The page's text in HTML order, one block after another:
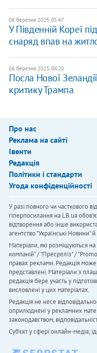
06 березня 2025, 05:47
У Південній Кореї
cнаряд впав на
06 березня 2025, 04:20
Посла Нової
критику Трампа
Про нас
Реклама на сайті
Івенти
Редакція
Політики і стандарти
Угода конфіденційності
У разі повного чи часткового
гіперпосилання на LB.ua
відтворення або інше
агентство "Українськi Новини"
Матеріали, які розміщуються
компаній" / "Пресреліз" /
правах реклами. Редакція
представлені. Матеріали з
редакція бере участь у
висловлені у цих матеріалах.
Редакція не несе
оприлюднені у рекламних
законодавством,
Cуб'єкт у сфері онлайн-медіа;